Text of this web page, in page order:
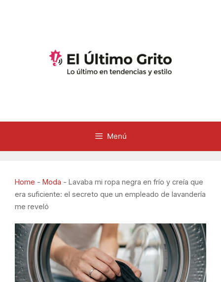
Menú
Home - Moda - Lavaba mi ropa negra en frío y creía que
era suficiente: el secreto que un empleado de lavandería
me reveló